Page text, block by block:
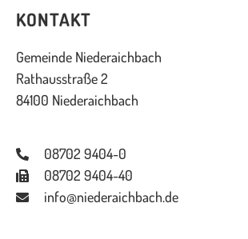
KONTAKT
Gemeinde Niederaichbach
Rathausstraße 2
84100 Niederaichbach
08702 9404-0
08702 9404-40
info@niederaichbach.de